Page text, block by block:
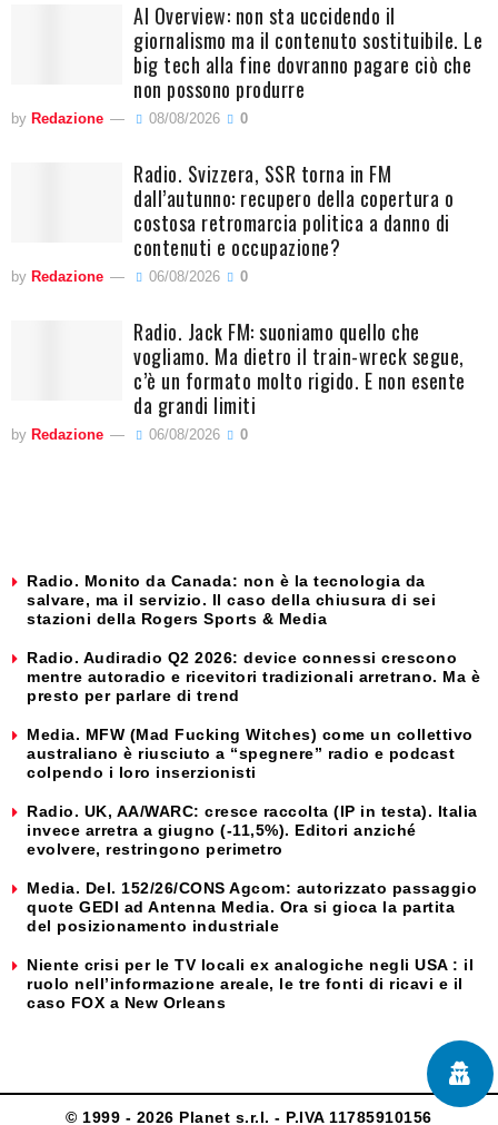
AI Overview: non sta uccidendo il
giornalismo ma il contenuto sostituibile. Le
big tech alla fine dovranno pagare ciò che
non possono produrre
by Redazione 08/08/2026 0
Radio. Svizzera, SSR torna in FM
dall’autunno: recupero della copertura o
costosa retromarcia politica a danno di
contenuti e occupazione?
by Redazione 06/08/2026 0
Radio. Jack FM: suoniamo quello che
vogliamo. Ma dietro il train-wreck segue,
c’è un formato molto rigido. E non esente
da grandi limiti
by Redazione 06/08/2026 0
Radio. Monito da Canada: non è la tecnologia da
salvare, ma il servizio. Il caso della chiusura di sei
stazioni della Rogers Sports & Media
Radio. Audiradio Q2 2026: device connessi crescono
mentre autoradio e ricevitori tradizionali arretrano. Ma è
presto per parlare di trend
Media. MFW (Mad Fucking Witches) come un collettivo
australiano è riusciuto a “spegnere” radio e podcast
colpendo i loro inserzionisti
Radio. UK, AA/WARC: cresce raccolta (IP in testa). Italia
invece arretra a giugno (-11,5%). Editori anziché
evolvere, restringono perimetro
Media. Del. 152/26/CONS Agcom: autorizzato passaggio
quote GEDI ad Antenna Media. Ora si gioca la partita
del posizionamento industriale
Niente crisi per le TV locali ex analogiche negli USA : il
ruolo nell’informazione areale, le tre fonti di ricavi e il
caso FOX a New Orleans
© 1999 - 2026 Planet s.r.l. - P.IVA 11785910156